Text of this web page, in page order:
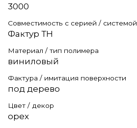
3000
Совместимость с серией / системой
Фактур ТН
Материал / тип полимера
виниловый
Фактура / имитация поверхности
под дерево
Цвет / декор
орех